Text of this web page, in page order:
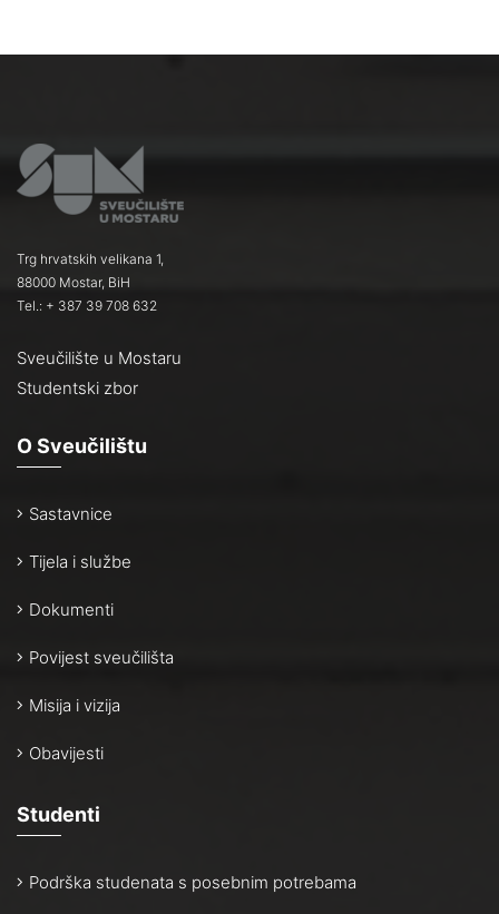
Trg hrvatskih velikana 1,
88000 Mostar, BiH
Tel.: + 387 39 708 632
Sveučilište u Mostaru
Studentski zbor
O Sveučilištu
Sastavnice
Tijela i službe
Dokumenti
Povijest sveučilišta
Misija i vizija
Obavijesti
Studenti
Podrška studenata s posebnim potrebama